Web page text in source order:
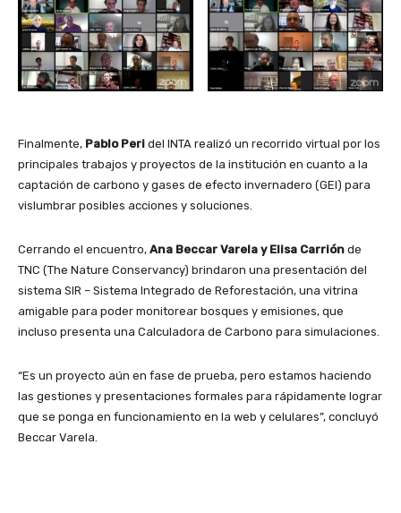
Finalmente, Pablo Peri del INTA realizó un recorrido virtual por los
principales trabajos y proyectos de la institución en cuanto a la
captación de carbono y gases de efecto invernadero (GEI) para
vislumbrar posibles acciones y soluciones.
Cerrando el encuentro, Ana Beccar Varela y Elisa Carrión de
TNC (The Nature Conservancy) brindaron una presentación del
sistema SIR – Sistema Integrado de Reforestación, una vitrina
amigable para poder monitorear bosques y emisiones, que
incluso presenta una Calculadora de Carbono para simulaciones.
“Es un proyecto aún en fase de prueba, pero estamos haciendo
las gestiones y presentaciones formales para rápidamente lograr
que se ponga en funcionamiento en la web y celulares”, concluyó
Beccar Varela.